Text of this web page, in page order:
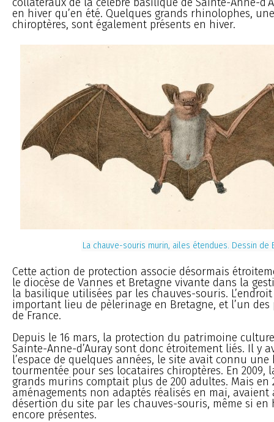
en hiver qu’en été. Quelques grands rhinolophes,
chiroptères, sont également présents en hiver.
La chauve-souris murin, ailes étendues. Dessin de
Cette action de protection associe désormais
le diocèse de Vannes et Bretagne vivante dans la
la basilique utilisées par les chauves-souris.
important lieu de pèlerinage en Bretagne, et l’un
de France.
Depuis le 16 mars, la protection du patrimoine
Sainte-Anne-d’Auray sont donc étroitement liés. Il y
l’espace de quelques années, le site avait connu
tourmentée pour ses locataires chiroptères. En 2009,
grands murins comptait plus de 200 adultes. Mais en
aménagements non adaptés réalisés en mai,
désertion du site par les chauves-souris, même si en
encore présentes.